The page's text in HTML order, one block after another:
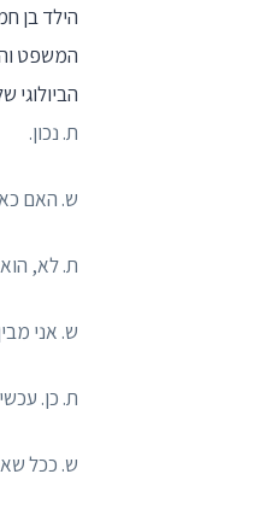
המשפט
ת. נכון.
ש. האם
ת. לא,
ש. אני
ת. כן.
ש. ככל